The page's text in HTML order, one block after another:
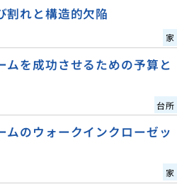
割れと構造的欠陥
家
ムを成功させるための予算と
台所
ムのウォークインクローゼッ
家